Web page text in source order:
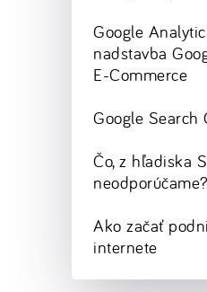
Google
nadstavba
E-Commerce
Google Search
Čo, z hľadiska
neodporúčame?
Ako začať
internete